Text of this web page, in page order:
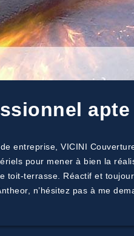
entreprise, VICINI
pour mener à bien la
toit-terrasse. Réactif et
n’hésitez pas à me